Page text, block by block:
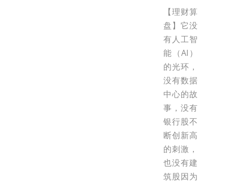
【理财算
盘】它没
有人工智
能（AI）
的光环，
没有数据
中心的故
事，没有
银行股不
断创新高
的刺激，
也没有建
筑股因为